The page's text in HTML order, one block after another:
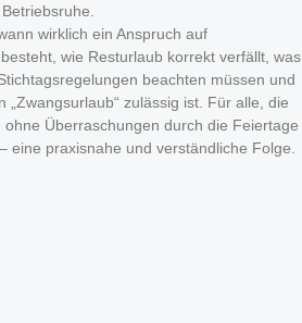
wirklich ein Anspruch auf
wie Resturlaub korrekt verfällt, was
beachten müssen und
„Zwangsurlaub“ zulässig ist. Für alle, die
ohne Überraschungen durch die Feiertage
eine praxisnahe und verständliche Folge.